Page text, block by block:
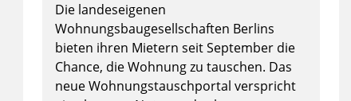
Die landeseigenen
Wohnungsbaugesellschaften Berlins
bieten ihren Mietern seit September die
Chance, die Wohnung zu tauschen. Das
neue Wohnungstauschportal verspricht